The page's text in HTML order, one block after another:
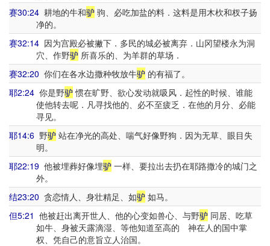
赛30:24 耕地的牛和驴 驹、必吃加盐的料．这料是用木杴和杈子扬
净的。
赛32:14 因为宫殿必被撇下．多民的城必被离弃．山冈望楼永为洞
穴、作野驴所喜乐的、为羊群的草场．
赛32:20 你们在各水边撒种牧放牛驴 的有福了。
耶2:24 你是野驴惯在旷野、欲心发动就吸风．起性的时候、谁能
使他转去呢．凡寻找他的、必不至疲乏．在他的月分、必能
寻见。
耶14:6 野驴 站在净光的高处、喘气好像野狗．因为无草、眼目失
明。
耶22:19 他被埋葬好像埋驴 一样、要拉出去扔在耶路撒冷的城门之
外。
结23:20 贪恋情人、身壮精足、如驴 如马。
但5:21 他被赶出离开世人、他的心变如兽心、与野驴 同居、吃草
如牛、身被天露滴湿、等他知道至高的 神在人的国中掌
权、凭自己的意旨立人治国。